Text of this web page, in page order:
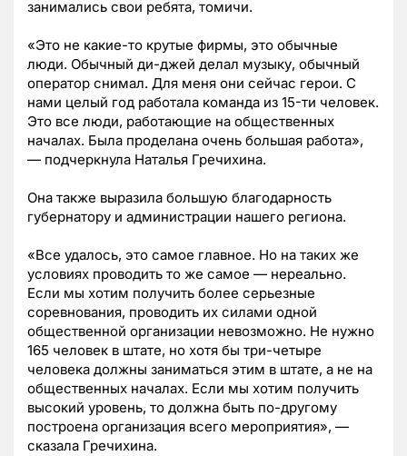
занимались свои ребята, томичи.
«Это не какие-то крутые фирмы, это обычные
люди. Обычный ди-джей делал музыку, обычный
оператор снимал. Для меня они сейчас герои. С
нами целый год работала команда из 15-ти человек.
Это все люди, работающие на общественных
началах. Была проделана очень большая работа»,
— подчеркнула Наталья Гречихина.
Она также выразила большую благодарность
губернатору и администрации нашего региона.
«Все удалось, это самое главное. Но на таких же
условиях проводить то же самое — нереально.
Если мы хотим получить более серьезные
соревнования, проводить их силами одной
общественной организации невозможно. Не нужно
165 человек в штате, но хотя бы три-четыре
человека должны заниматься этим в штате, а не на
общественных началах. Если мы хотим получить
высокий уровень, то должна быть по-другому
построена организация всего мероприятия», —
сказала Гречихина.